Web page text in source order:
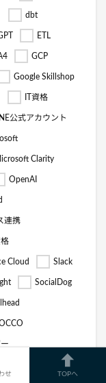
dbt
ETL
GCP
Google Skillshop
IT資格
公式アカウント
Clarity
OpenAI
連携
Cloud Slack
SocialDog
せ TOPへ